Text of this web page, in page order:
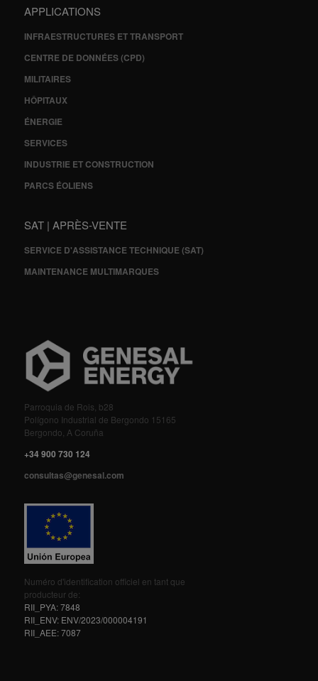
APPLICATIONS
INFRAESTRUCTURES ET TRANSPORT
CENTRE DE DONNÉES (CPD)
MILITAIRES
HÔPITAUX
ÉNERGIE
SERVICES
INDUSTRIE ET CONSTRUCTION
PARCS ÉOLIENS
SAT | APRÈS-VENTE
SERVICE D'ASSISTANCE TECHNIQUE (SAT)
MAINTENANCE MULTIMARQUES
Parroquia de Rois, b28
Polígono Industrial de Bergondo 15165
Bergondo, A Coruña
+34 900 730 124
consultas@genesal.com
Numéro d'identification officiel en tant que
producteur de:
RII_PYA: 7848
RII_ENV: ENV/2023/000004191
RII_AEE: 7087